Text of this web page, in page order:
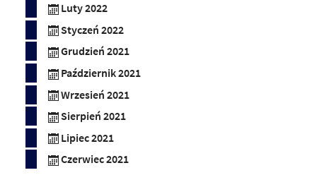
Luty 2022
Styczeń 2022
Grudzień 2021
Październik 2021
Wrzesień 2021
Sierpień 2021
Lipiec 2021
Czerwiec 2021